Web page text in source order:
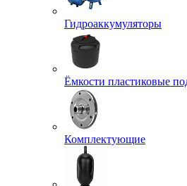
Гидроаккумуляторы
Ёмкости пластиковые
Комплектующие